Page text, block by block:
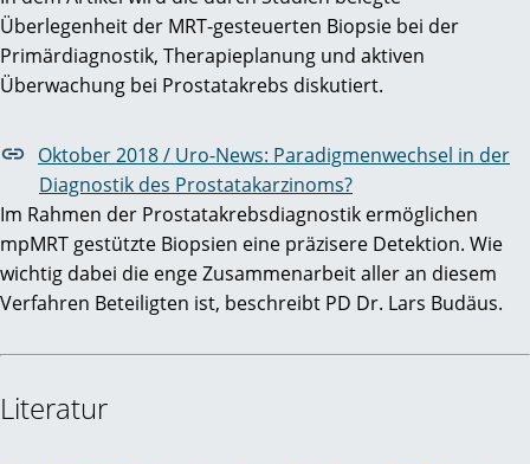
Überlegenheit der MRT-gesteuerten Biopsie bei der
Primärdiagnostik, Therapieplanung und aktiven
Überwachung bei Prostatakrebs diskutiert.
Oktober 2018 / Uro-News: Paradigmenwechsel in der
Diagnostik des Prostatakarzinoms?
Im Rahmen der Prostatakrebsdiagnostik ermöglichen
mpMRT gestützte Biopsien eine präzisere Detektion. Wie
wichtig dabei die enge Zusammenarbeit aller an diesem
Verfahren Beteiligten ist, beschreibt PD Dr. Lars Budäus.
Literatur